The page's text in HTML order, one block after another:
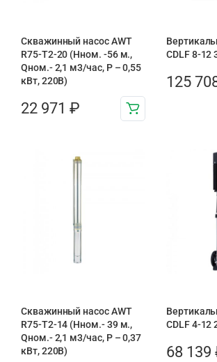
Скважинный насос AWT
R75-T2-20 (Нном. -56 м.,
Qном.- 2,1 м3/час, Р – 0,55
кВт, 220В)
22 971 ₽
CDLF 8-12
125
Скважинный насос AWT
R75-T2-14 (Нном.- 39 м.,
Qном.- 2,1 м3/час, Р – 0,37
кВт, 220В)
CDLF 4-12
68 139